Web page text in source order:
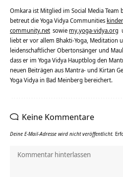
Omkara ist Mitglied im Social Media Team
betreut die Yoga Vidya Communities
community.net sowie my.yoga-vidya.org
liebt er vor allem Bhakti-Yoga, Meditation
leidenschaftlicher Obertonsänger und
dass er im Yoga Vidya Hauptblog den
neuen Beiträgen aus Mantra- und Kirtan
Yoga Vidya in Bad Meinberg bereichert.
Keine Kommentare
Deine E-Mail-Adresse wird nicht veröffentlicht.